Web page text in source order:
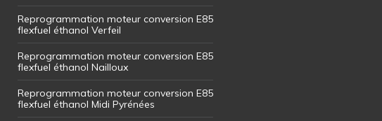
Reprogrammation moteur conversion E85
flexfuel éthanol Verfeil
Reprogrammation moteur conversion E85
flexfuel éthanol Nailloux
Reprogrammation moteur conversion E85
flexfuel éthanol Midi Pyrénées